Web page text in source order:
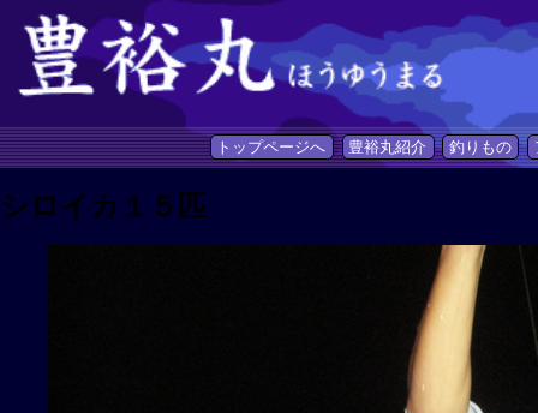
トップページへ 豊裕丸紹介 釣りもの
シロイカ１５匹